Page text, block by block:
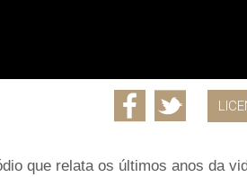
que relata os últimos anos da